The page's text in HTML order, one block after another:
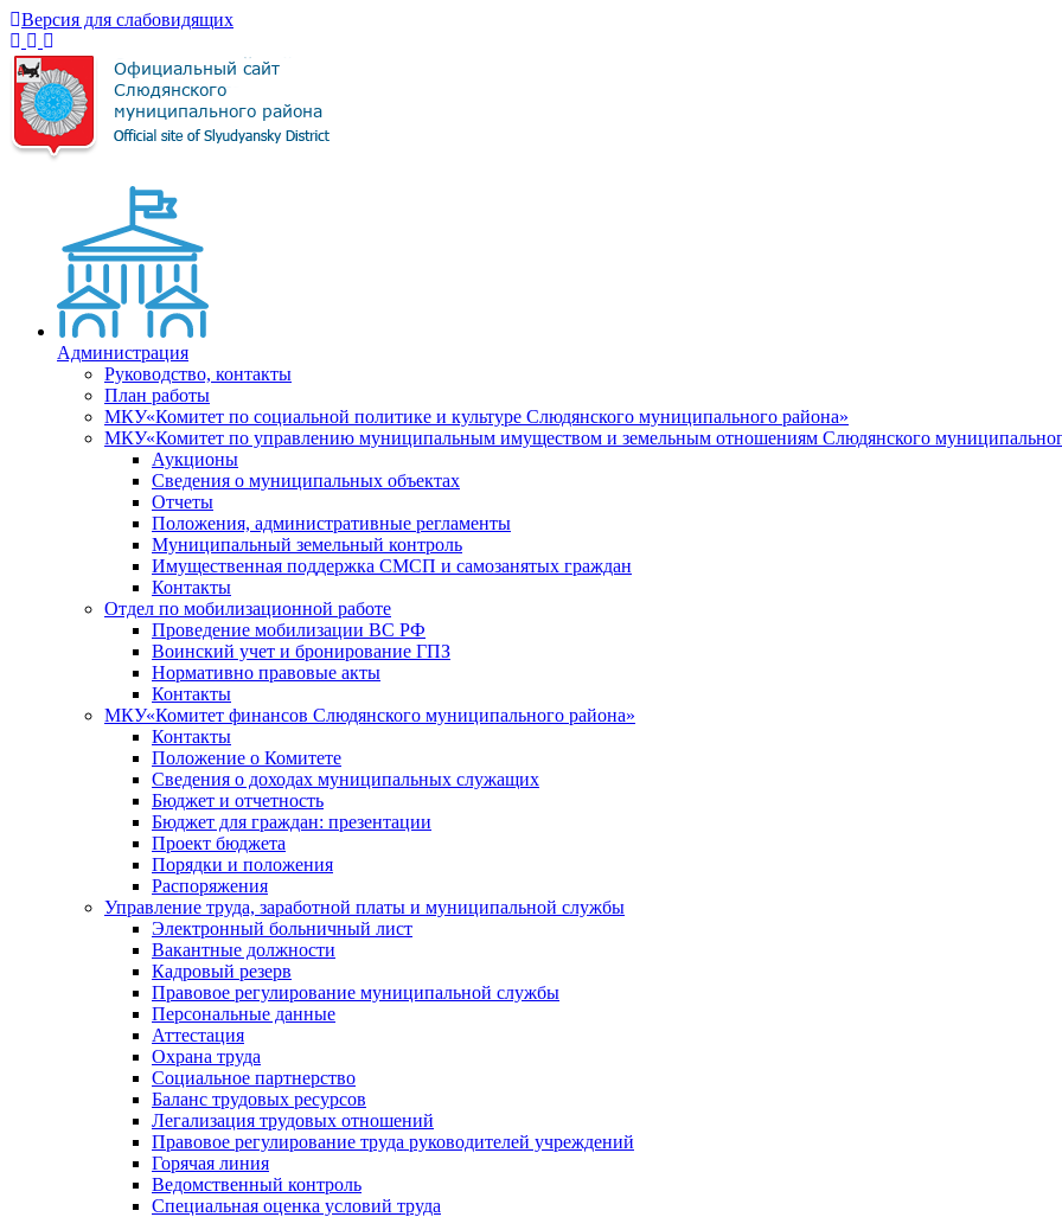
Версия для слабовидящих
Администрация
Руководство, контакты
План работы
МКУ«Комитет по социальной политике и культуре Слюдянского муниципального района»
МКУ«Комитет по управлению муниципальным имуществом и земельным отношениям Слюдянского
Аукционы
Сведения о муниципальных объектах
Отчеты
Положения, административные регламенты
Муниципальный земельный контроль
Имущественная поддержка СМСП и самозанятых граждан
Контакты
Отдел по мобилизационной работе
Проведение мобилизации ВС РФ
Воинский учет и бронирование ГПЗ
Нормативно правовые акты
Контакты
МКУ«Комитет финансов Слюдянского муниципального района»
Контакты
Положение о Комитете
Сведения о доходах муниципальных служащих
Бюджет и отчетность
Бюджет для граждан: презентации
Проект бюджета
Порядки и положения
Распоряжения
Управление труда, заработной платы и муниципальной службы
Электронный больничный лист
Вакантные должности
Кадровый резерв
Правовое регулирование муниципальной службы
Персональные данные
Аттестация
Охрана труда
Социальное партнерство
Баланс трудовых ресурсов
Легализация трудовых отношений
Правовое регулирование труда руководителей учреждений
Горячая линия
Ведомственный контроль
Специальная оценка условий труда